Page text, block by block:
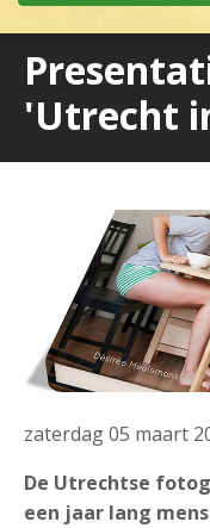
'Utrecht
zaterdag 05 maart
De Utrechtse
een jaar lang